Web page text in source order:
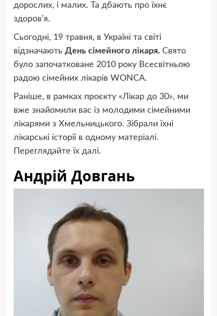
дорослих, і малих. Та дбають про їхнє
здоров’я.
Сьогодні, 19 травня, в Україні та світі
відзначають День сімейного лікаря.Свято
було започатковане 2010 року Всесвітньою
радою сімейних лікарів WONCA.
Раніше, в рамках проєкту «Лікар до 30», ми
вже знайомили вас із молодими сімейними
лікарями з Хмельницького. Зібрали їхні
лікарські історії в одному матеріалі.
Переглядайте їх далі.
Андрій Довгань